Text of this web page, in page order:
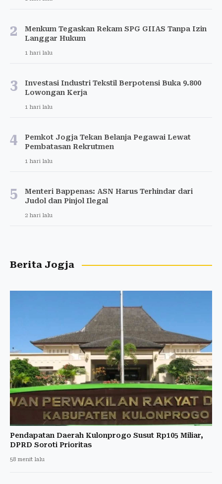
2
Menkum Tegaskan Rekam SPG GIIAS Tanpa Izin
Langgar Hukum
1 hari lalu
3
Investasi Industri Tekstil Berpotensi Buka 9.800
Lowongan Kerja
1 hari lalu
4
Pemkot Jogja Tekan Belanja Pegawai Lewat
Pembatasan Rekrutmen
1 hari lalu
5
Menteri Bappenas: ASN Harus Terhindar dari
Judol dan Pinjol Ilegal
2 hari lalu
Berita Jogja
Pendapatan Daerah Kulonprogo Susut Rp105 Miliar,
DPRD Soroti Prioritas
58 menit lalu